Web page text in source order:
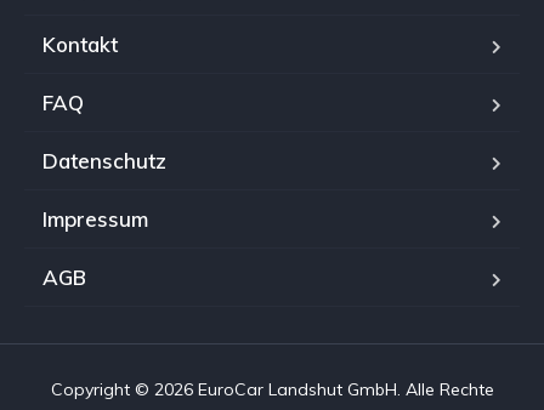
Kontakt
FAQ
Datenschutz
Impressum
AGB
Copyright © 2026 EuroCar Landshut GmbH. Alle Rechte